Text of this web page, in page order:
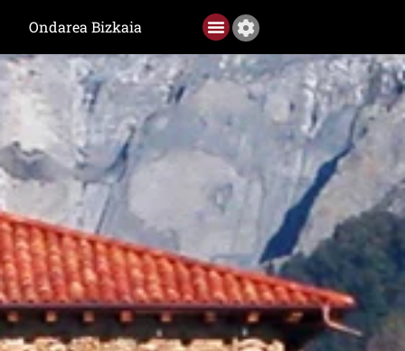
Ondarea Bizkaia